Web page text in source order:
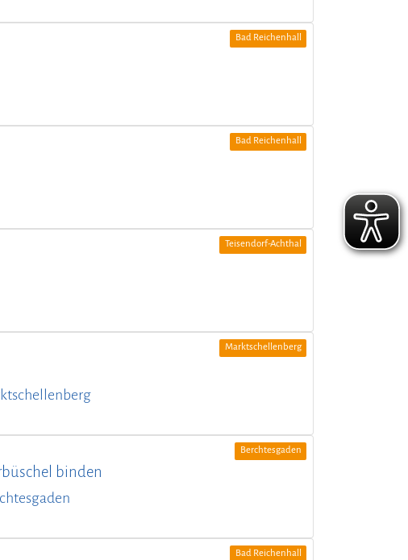
Bad Reichenhall
Bad Reichenhall
Teisendorf-Achthal
Marktschellenberg
Berchtesgaden
binden
Bad Reichenhall